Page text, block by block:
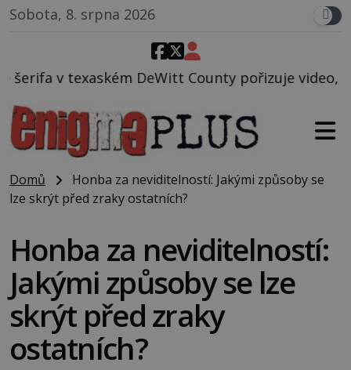
Sobota, 8. srpna 2026
County pořizuje video, na kterém před
Domů
Honba za neviditelností: Jakými způsoby se
lze skrýt před zraky ostatních?
Honba za neviditelností:
Jakými způsoby se lze
skrýt před zraky
ostatních?